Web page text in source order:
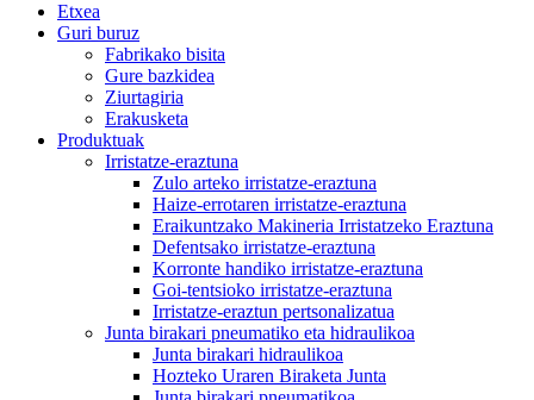
Etxea
Guri buruz
Fabrikako bisita
Gure bazkidea
Ziurtagiria
Erakusketa
Produktuak
Irristatze-eraztuna
Zulo arteko irristatze-eraztuna
Haize-errotaren irristatze-eraztuna
Eraikuntzako Makineria Irristatzeko Eraztuna
Defentsako irristatze-eraztuna
Korronte handiko irristatze-eraztuna
Goi-tentsioko irristatze-eraztuna
Irristatze-eraztun pertsonalizatua
Junta birakari pneumatiko eta hidraulikoa
Junta birakari hidraulikoa
Hozteko Uraren Biraketa Junta